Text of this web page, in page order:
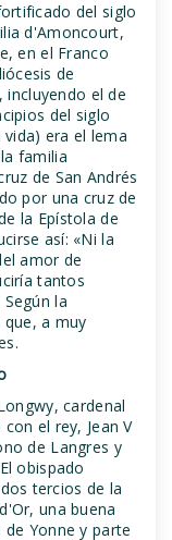
del siglo
d'Amoncourt,
en el Franco
de
incluyendo el de
del siglo
vida) era el lema
familia
de San Andrés
por una cruz de
la Epístola de
así: «Ni la
amor de
tantos
la
a muy
cardenal
el rey, Jean V
de Langres y
obispado
tercios de la
una buena
Yonne y parte